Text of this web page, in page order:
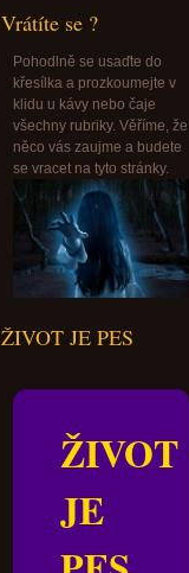
Vrátíte se ?
Pohodlně se usaďte do
křesílka a prozkoumejte v
klidu u kávy nebo čaje
všechny rubriky. Věříme, že
něco vás zaujme a budete
se vracet na tyto stránky.
ŽIVOT JE PES
ŽIVOT
JE